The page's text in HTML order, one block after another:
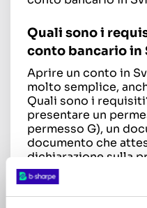
Quali sono i
conto bancario in
Aprire un conto in
molto semplice,
Quali sono i
presentare un
permesso G), un
documento che
dichiarazione sulla
noti che i cittadini
aprire un conto
determinate